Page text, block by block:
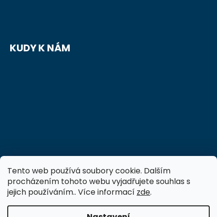
Tento web používá soubory cookie. Dalším
procházením tohoto webu vyjadřujete souhlas s
jejich používáním.. Více informací zde.
KUDY K NÁM